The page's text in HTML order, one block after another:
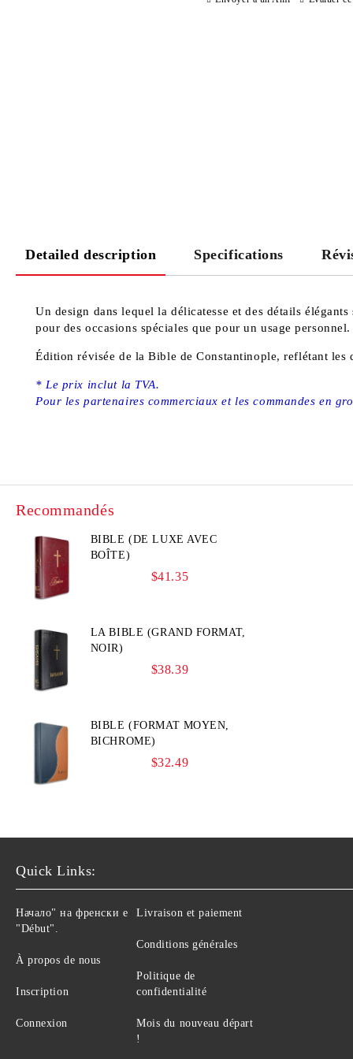
Detailed description Specifications
Un design dans lequel la délicatesse et des détails
pour des occasions spéciales que pour un usage personnel.
Édition révisée de la Bible de Constantinople, reflétant
* Le prix inclut la TVA.
Pour les partenaires commerciaux et les commandes en
Recommandés
BIBLE (DE LUXE AVEC
BOÎTE)
$41.35
LA BIBLE (GRAND FORMAT,
NOIR)
$38.39
BIBLE (FORMAT MOYEN,
BICHROME)
$32.49
Quick Links:
Начало" на френски е
"Début".
À propos de nous
Inscription
Connexion
Livraison et paiement
Conditions générales
Politique de
confidentialité
Mois du nouveau départ
!